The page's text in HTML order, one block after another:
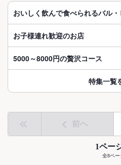
おいしく飲んで食べられるバル
お子様連れ歓迎のお店
5000～8000円の贅沢コース
特集一覧
前へ
1ペー
全8ペー